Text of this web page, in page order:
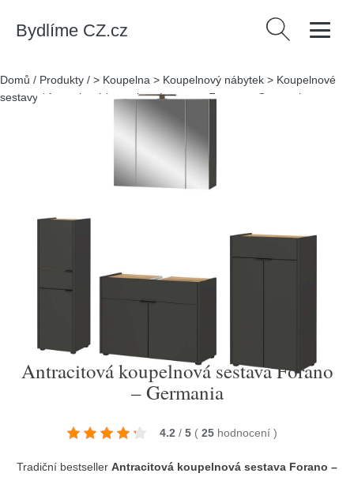
Bydlíme CZ.cz Vyhledávání
Domů / Produkty / > Koupelna > Koupelnový nábytek > Koupelnové
sestavy / Antracitová koupelnová sestava Forano – Germania
Antracitová koupelnová sestava Forano
– Germania
4.2 / 5 ( 25 hodnocení )
Tradiční bestseller Antracitová koupelnová sestava Forano –